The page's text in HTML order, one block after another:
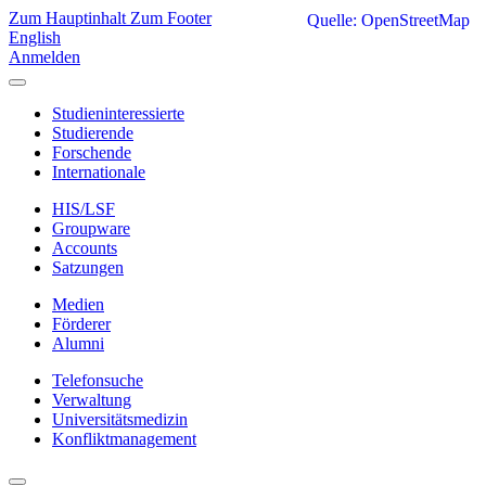
Zum Hauptinhalt Zum Footer
English
Anmelden
Studieninteressierte
Studierende
Forschende
Internationale
HIS/LSF
Groupware
Accounts
Satzungen
Medien
Förderer
Alumni
Telefonsuche
Verwaltung
Universitätsmedizin
Konfliktmanagement
Quelle: OpenStreetMap